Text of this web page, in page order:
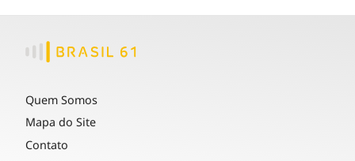
Quem Somos
Mapa do Site
Contato